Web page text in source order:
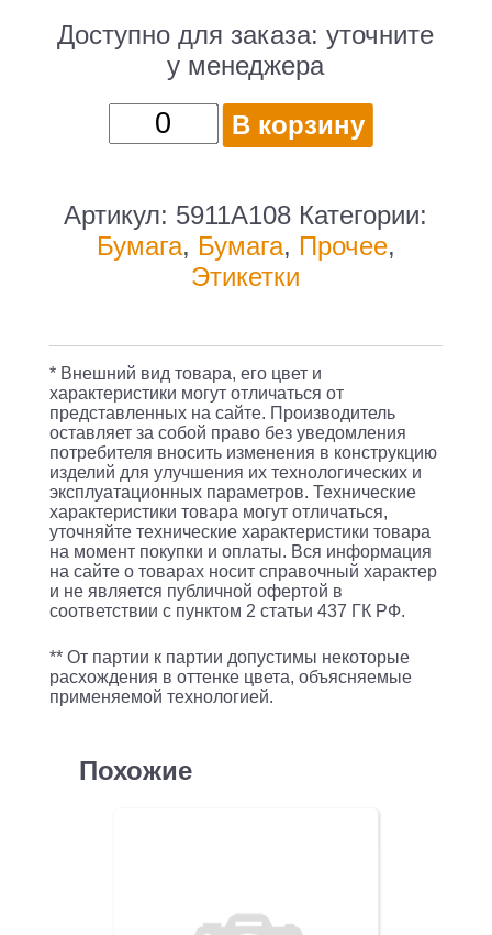
Доступно для заказа:уточните
у менеджера
Количество
товара
Canon
Top
Colour
SRA3/250г/
м2/125л./
белый
CIE161%
для
лазерной
печати
В корзину
Артикул: 5911A108 Категории:
Бумага, Бумага, Прочее,
Этикетки
* Внешний вид товара, его цвет и
характеристики могут отличаться от
представленных на сайте. Производитель
оставляет за собой право без уведомления
потребителя вносить изменения в конструкцию
изделий для улучшения их технологических и
эксплуатационных параметров. Технические
характеристики товара могут отличаться,
уточняйте технические характеристики товара
на момент покупки и оплаты. Вся информация
на сайте о товарах носит справочный характер
и не является публичной офертой в
соответствии с пунктом 2 статьи 437 ГК РФ.
** От партии к партии допустимы некоторые
расхождения в оттенке цвета, объясняемые
применяемой технологией.
Похожие